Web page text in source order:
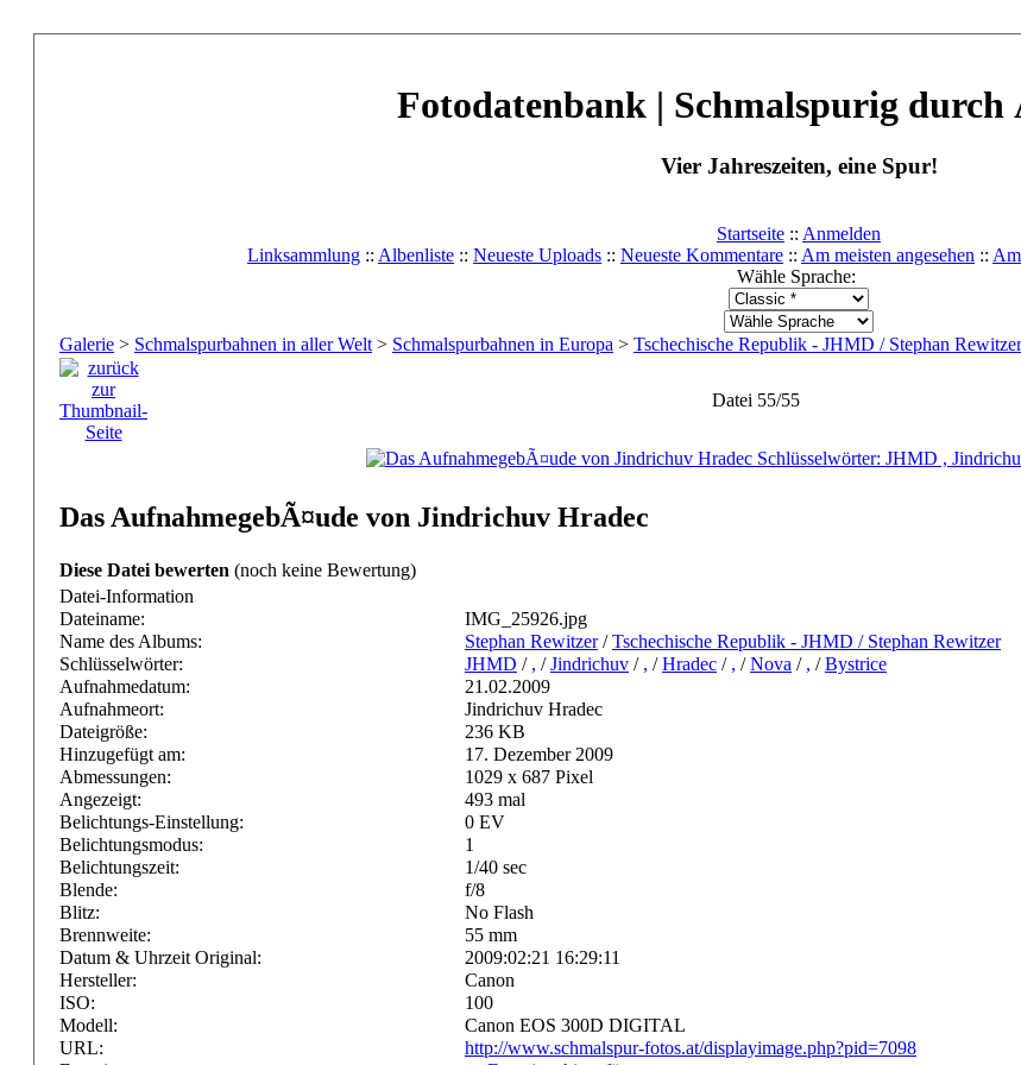
Fotodatenbank | Schmalspurig durch
Vier Jahreszeiten, eine Spur!
Startseite :: Anmelden
Linksammlung :: Albenliste :: Neueste Uploads :: Neueste Kommentare :: Am meisten angesehen ::
Wähle Sprache:
Galerie > Schmalspurbahnen in aller Welt > Schmalspurbahnen in Europa > Tschechische Republik - JHMD / Stephan Rewitzer
Datei 55/55
Das AufnahmegebÃ¤ude von Jindrichuv Hradec
Diese Datei bewerten (noch keine Bewertung)
Datei-Information
Dateiname:
IMG_25926.jpg
Name des Albums:
Stephan Rewitzer/Tschechische Republik - JHMD / Stephan Rewitzer
Schlüsselwörter:
JHMD / , /Jindrichuv / , /Hradec / , /Nova / , /Bystrice
Aufnahmedatum:
21.02.2009
Aufnahmeort:
Jindrichuv Hradec
Dateigröße:
236 KB
Hinzugefügt am:
17. Dezember 2009
Abmessungen:
1029 x 687 Pixel
Angezeigt:
493 mal
Belichtungs-Einstellung:
0 EV
Belichtungsmodus:
1
Belichtungszeit:
1/40 sec
Blende:
f/8
Blitz:
No Flash
Brennweite:
55 mm
Datum & Uhrzeit Original:
2009:02:21 16:29:11
Hersteller:
Canon
ISO:
100
Modell:
Canon EOS 300D DIGITAL
URL:
http://www.schmalspur-fotos.at/displayimage.php?pid=7098